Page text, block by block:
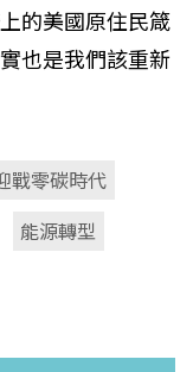
的美國原住民箴
也是我們該重新
戰零碳時代
能源轉型